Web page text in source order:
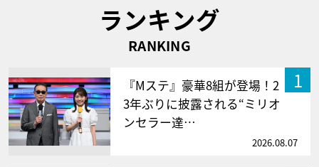
ランキング
RANKING
1
『Mステ』豪華8組が登場！2
3年ぶりに披露される“ミリオ
ンセラー達…
2026.08.07